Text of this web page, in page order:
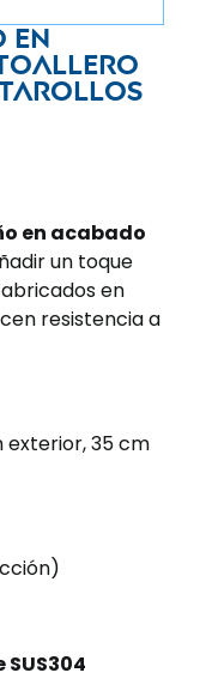
en
en acabado
un toque
en
resistencia a
exterior, 35 cm